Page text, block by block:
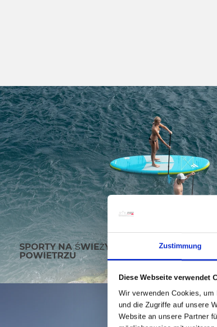
Zustimmung
Diese Webseite verwendet
Wir verwenden Cookies,
und die Zugriffe auf unsere
Website an unsere Partner
SPORTY NA ŚWIEŻYM
POWIETRZU